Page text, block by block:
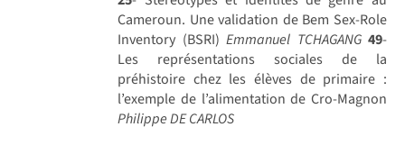
Cameroun. Une validation de Bem Sex-Role
Inventory (BSRI)Emmanuel TCHAGANG 49-
Les représentations sociales de la
préhistoire chez les élèves de primaire :
l’exemple de l’alimentation de Cro-Magnon
Philippe DE CARLOS